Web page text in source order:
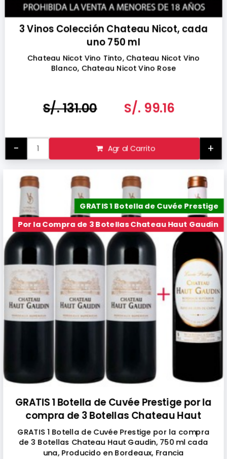
3 Vinos Colección Chateau Nicot, cada
uno 750 ml
Chateau Nicot Vino Tinto, Chateau Nicot Vino
Blanco, Chateau Nicot Vino Rose
S/. 131.00 S/. 99.16
- Agr al Carrito +
GRATIS 1 Botella de Cuvée Prestige
Por la Compra de 3 Botellas Chateau Haut Gaudin
GRATIS 1 Botella de Cuvée Prestige por la
compra de 3 Botellas Chateau Haut
Gaudin
GRATIS 1 Botella de Cuvée Prestige por la compra
de 3 Botellas Chateau Haut Gaudin, 750 ml cada
una, Producido en Bordeaux, Francia